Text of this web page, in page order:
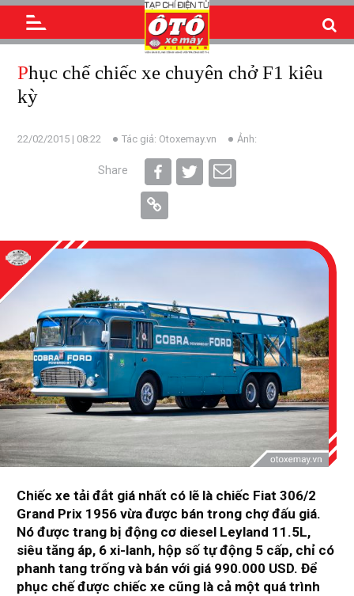
Phục chế chiếc xe chuyên chở F1 kiêu
kỳ
22/02/2015 | 08:22 Tác giả: Otoxemay.vn Ảnh:
Share
Chiếc xe tải đắt giá nhất có lẽ là chiếc Fiat 306/2
Grand Prix 1956 vừa được bán trong chợ đấu giá.
Nó được trang bị động cơ diesel Leyland 11.5L,
siêu tăng áp, 6 xi-lanh, hộp số tự động 5 cấp, chỉ có
phanh tang trống và bán với giá 990.000 USD. Để
phục chế được chiếc xe cũng là cả một quá trình